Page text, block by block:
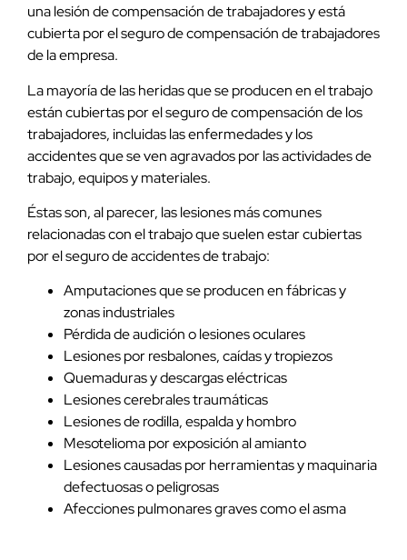
una lesión de compensación de trabajadores y está
cubierta por el seguro de compensación de trabajadores
de la empresa.
La mayoría de las heridas que se producen en el trabajo
están cubiertas por el seguro de compensación de los
trabajadores, incluidas las enfermedades y los
accidentes que se ven agravados por las actividades de
trabajo, equipos y materiales.
Éstas son, al parecer, las lesiones más comunes
relacionadas con el trabajo que suelen estar cubiertas
por el seguro de accidentes de trabajo:
Amputaciones que se producen en fábricas y
zonas industriales
Pérdida de audición o lesiones oculares
Lesiones por resbalones, caídas y tropiezos
Quemaduras y descargas eléctricas
Lesiones cerebrales traumáticas
Lesiones de rodilla, espalda y hombro
Mesotelioma por exposición al amianto
Lesiones causadas por herramientas y maquinaria
defectuosas o peligrosas
Afecciones pulmonares graves como el asma